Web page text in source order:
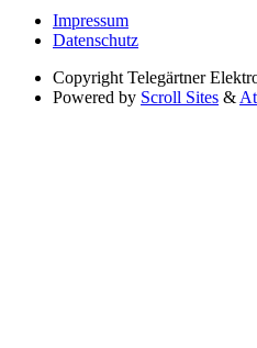
Impressum
Datenschutz
Copyright Telegärtner
Powered by Scroll Sites &